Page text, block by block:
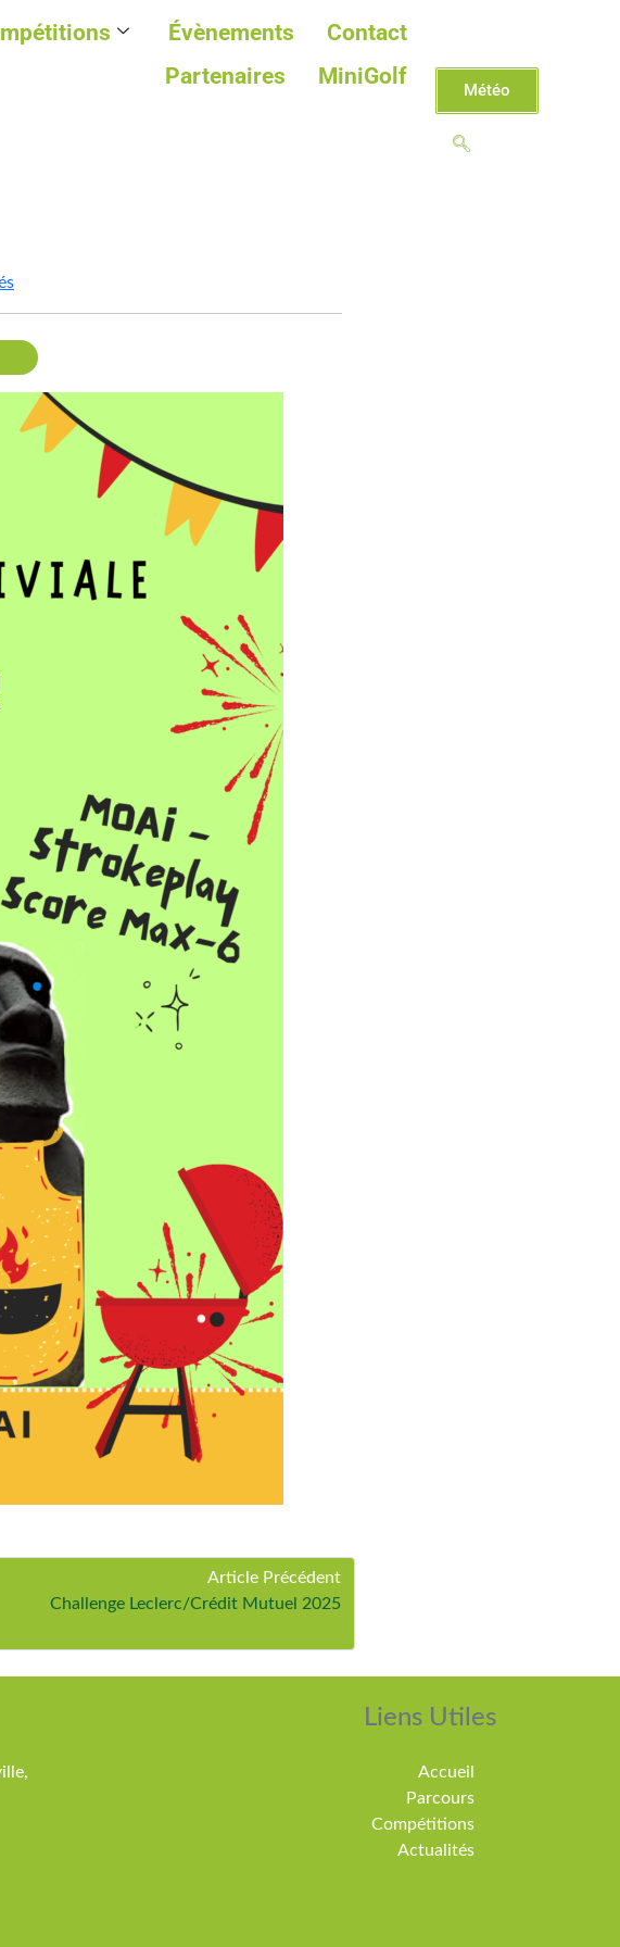
Évènements
Contact
Partenaires
MiniGolf
Météo
Article Précédent
Challenge Leclerc/Crédit Mutuel 2025
Liens Utiles
Accueil
Parcours
Compétitions
Actualités